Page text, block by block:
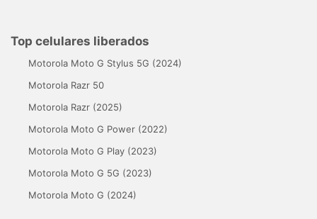
Top celulares liberados
Motorola Moto G Stylus 5G (2024)
Motorola Razr 50
Motorola Razr (2025)
Motorola Moto G Power (2022)
Motorola Moto G Play (2023)
Motorola Moto G 5G (2023)
Motorola Moto G (2024)